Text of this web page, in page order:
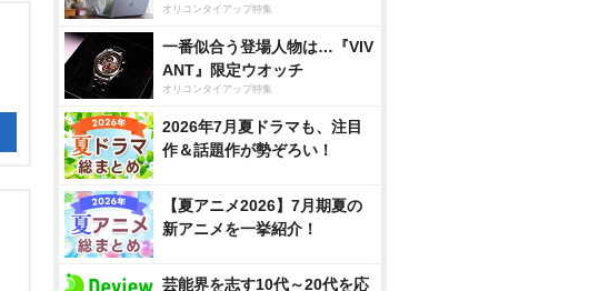
オリコンタイアップ特集
一番似合う登場人物は…『VIV
ANT』限定ウオッチ
オリコンタイアップ特集
2026年7月夏ドラマも、注目
作＆話題作が勢ぞろい！
【夏アニメ2026】7月期夏の
新アニメを一挙紹介！
芸能界を志す10代～20代を応